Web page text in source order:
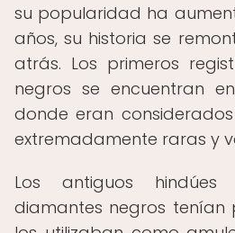
su popularidad ha
años, su historia se
atrás. Los primeros
negros se encuentran
donde eran
extremadamente raras y
Los antiguos
diamantes negros tenían